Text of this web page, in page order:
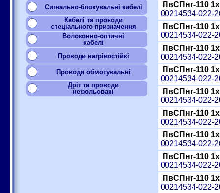
Сигнально-блокувальні кабелі
Кабелі та проводи
спеціального призначення
Волоконно-оптичні
кабелі
Проводи нагрівостійкі
Проводи обмотувальні
Дріт та проводи
неізольовані
ПвСПнг-110
00214534-022-
ПвСПнг-110
00214534-022-
ПвСПнг-110
00214534-022-
ПвСПнг-110
00214534-022-
ПвСПнг-110
00214534-022-
ПвСПнг-110
00214534-022-
ПвСПнг-110
00214534-022-
ПвСПнг-110
00214534-022-
ПвСПнг-110
00214534-022-